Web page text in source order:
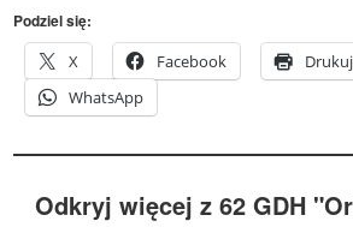
Podziel się:
X
Facebook
Drukuj
WhatsApp
Odkryj więcej z 62 GDH